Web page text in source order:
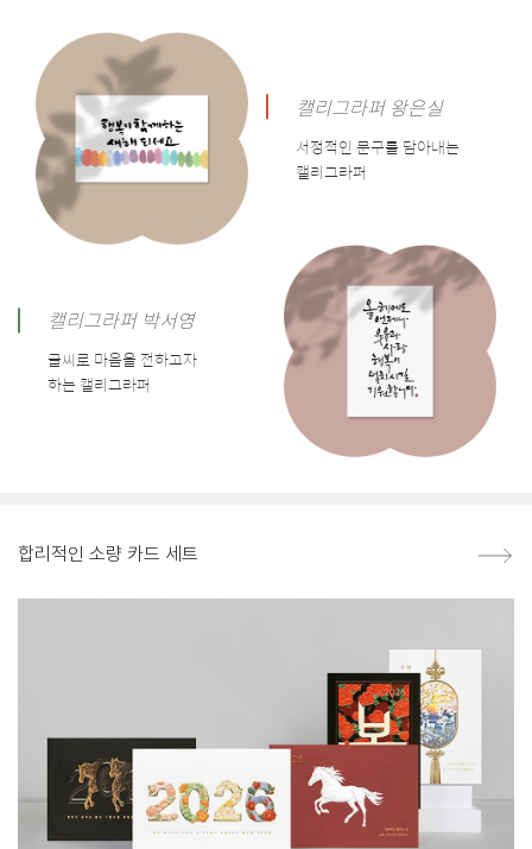
캘리그라퍼 왕은실
서정적인 문구를 담아내는
캘리그라퍼
캘리그라퍼 박서영
글씨로 마음을 전하고자
하는 캘리그라퍼
합리적인 소량 카드 세트